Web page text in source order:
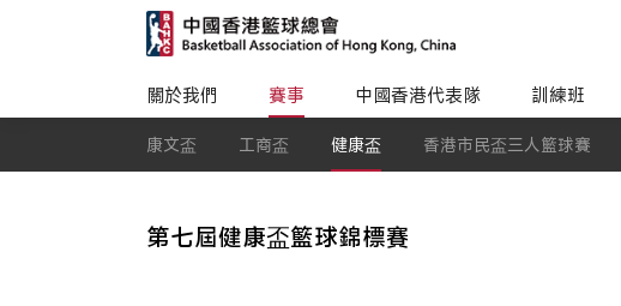
關於我們 賽事 中國香港代表隊 訓練班
康文盃 工商盃 健康盃 香港市民盃三人籃球賽
第七屆健康盃籃球錦標賽